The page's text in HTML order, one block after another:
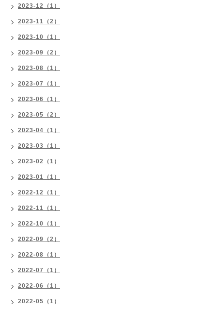
2023-12（1）
2023-11（2）
2023-10（1）
2023-09（2）
2023-08（1）
2023-07（1）
2023-06（1）
2023-05（2）
2023-04（1）
2023-03（1）
2023-02（1）
2023-01（1）
2022-12（1）
2022-11（1）
2022-10（1）
2022-09（2）
2022-08（1）
2022-07（1）
2022-06（1）
2022-05（1）